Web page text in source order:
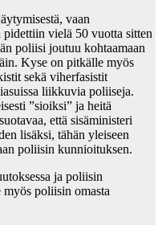
vaan
pidettiin vielä 50 vuotta sitten
poliisi joutuu kohtaamaan
Kyse on pitkälle myös
sekä viherfasistit
liikkuvia poliiseja.
”sioiksi” ja heitä
että sisäministeri
lisäksi, tähän yleiseen
poliisin kunnioituksen.
ja poliisin
myös poliisin omasta